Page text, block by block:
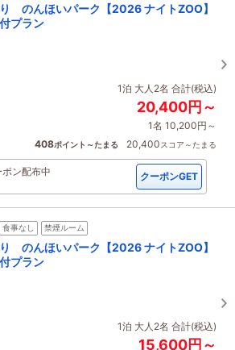
のんほいパーク【2026 ナイトZOO】
プラン
1泊 大人2名 合計(税込)
20,400円～
1名 10,200円～
408ポイント～たまる 20,400スコア～たまる
ポン配布中 クーポンGET
食事なし 禁煙ルーム
のんほいパーク【2026 ナイトZOO】
プラン
1泊 大人2名 合計(税込)
15,600円～